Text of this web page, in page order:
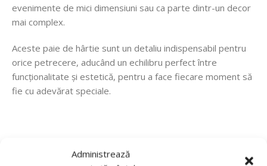
Administrează
evenimente de mici dimensiuni sau ca parte dintr-un decor
mai complex.
Aceste paie de hârtie sunt un detaliu indispensabil pentru
orice petrecere, aducând un echilibru perfect între
funcționalitate și estetică, pentru a face fiecare moment să
fie cu adevărat speciale.
Recenzii de la clienti